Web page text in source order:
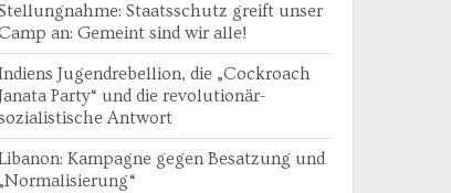
Staatsschutz greift unser
an: Gemeint sind wir alle!
Jugendrebellion, die „Cockroach
Party“ und die revolutionär-
Antwort
Kampagne gegen Besatzung und
„Normalisierung“